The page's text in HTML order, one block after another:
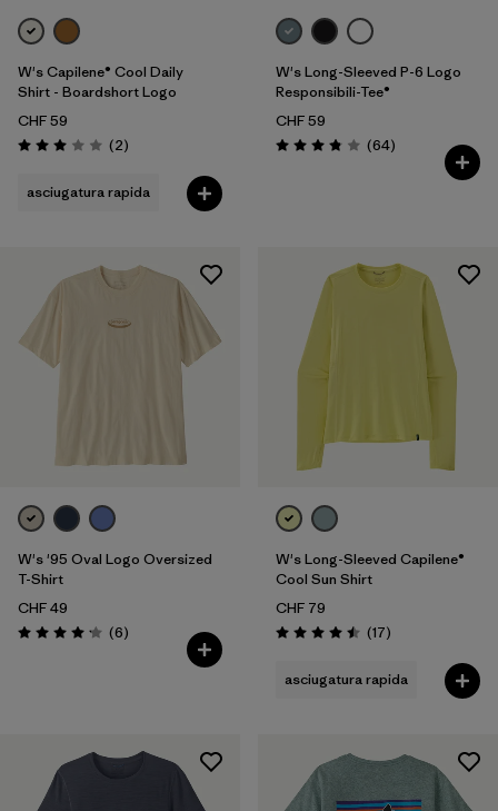
W's Capilene® Cool Daily
Shirt - Boardshort Logo
CHF 59
Valutazione: 3.0 / 5
(2Recensioni
)
asciugatura rapida
W's Long-Sleeved P-6 Logo
Responsibili-Tee®
CHF 59
Valutazione: 3.8 / 5
(64Recensioni
)
W's '95 Oval Logo Oversized
T-Shirt
CHF 49
Valutazione: 4.2 / 5
(6Recensioni
)
W's Long-Sleeved Capilene®
Cool Sun Shirt
CHF 79
Valutazione: 4.5 / 5
(17Recensioni
)
asciugatura rapida